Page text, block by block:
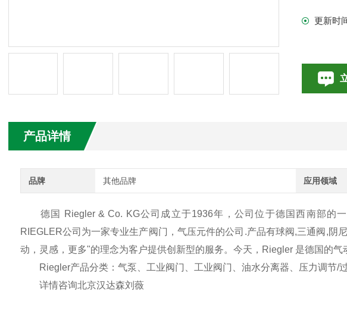
71B-2参数介绍
更新时
产品详情
品牌 其他品牌 应用领域
德国 Riegler & Co. KG公司成立于1936年，公司位于德国西南部的
RIEGLER公司为一家专业生产阀门，气压元件的公司.产品有球阀,三通阀,阴
动，灵感，更多"的理念为客户提供创新型的服务。今天，Riegler 是德国的气
Riegler产品分类：气泵、工业阀门、工业阀门、油水分离器、压力调节/
详情咨询北京汉达森刘薇